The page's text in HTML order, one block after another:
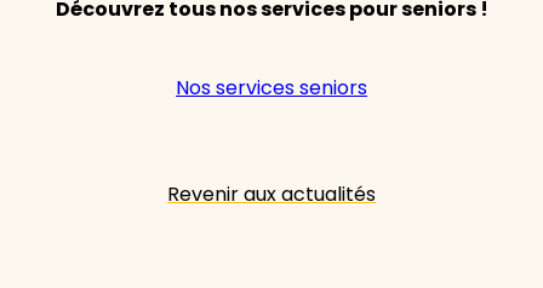
Découvrez tous nos services pour seniors !
Nos services seniors
Revenir aux actualités